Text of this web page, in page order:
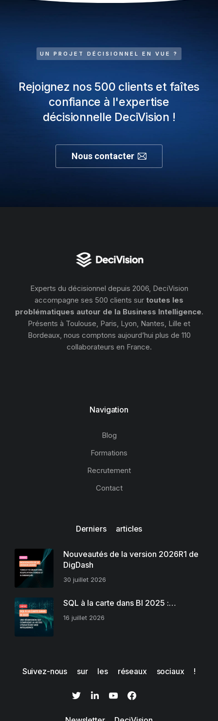
UN PROJET DÉCISIONNEL EN VUE ?
Rejoignez nos 500 clients et faîtes
confiance à l'expertise
décisionnelle DeciVision !
Nous contacter
Experts du décisionnel depuis 2006, DeciVision
accompagne ses 500 clients sur toutes les
problématiques autour de la Business Intelligence.
Présents à Toulouse, Paris, Lyon, Nantes, Lille et
Bordeaux, nous comptons aujourd’hui plus de 110
collaborateurs en France.
Navigation
Blog
Formations
Recrutement
Contact
Derniers articles
Nouveautés de la version 2026R1 de
DigDash
30 juillet 2026
SQL à la carte dans BI 2025 :…
16 juillet 2026
Suivez-nous sur les réseaux sociaux !